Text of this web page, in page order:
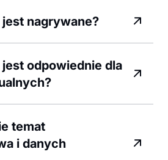
nagrywane?
odpowiednie dla
temat
i danych